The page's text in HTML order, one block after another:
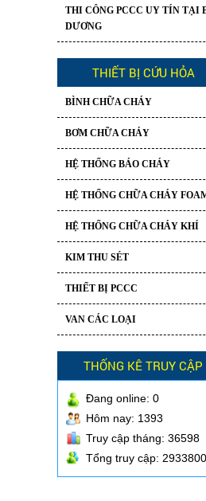
THI CÔNG PCCC UY TÍN TẠI
DƯƠNG
THIẾT BỊ CỨU HỎA
BÌNH CHỮA CHÁY
BƠM CHỮA CHÁY
HỆ THỐNG BÁO CHÁY
HỆ THỐNG CHỮA CHÁY
HỆ THỐNG CHỮA CHÁY KHÍ
KIM THU SÉT
THIẾT BỊ PCCC
VAN CÁC LOẠI
THỐNG KÊ TRUY CẬP
Đang online: 0
Hôm nay: 1393
Truy cập tháng: 36598
Tổng truy cập: 2933800